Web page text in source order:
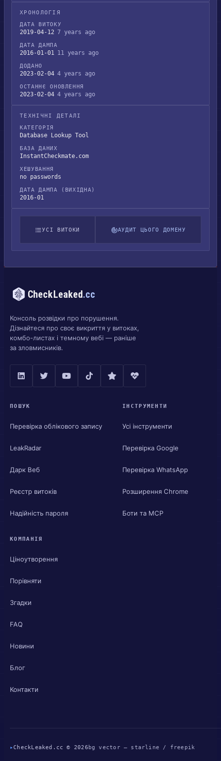
ХРОНОЛОГІЯ
ДАТА ВИТОКУ
2019-04-12 7 years ago
ДАТА ДАМПА
2016-01-01 11 years ago
ДОДАНО
2023-02-04 4 years ago
ОСТАННЄ ОНОВЛЕННЯ
2023-02-04 4 years ago
ТЕХНІЧНІ ДЕТАЛІ
КАТЕГОРІЯ
Database Lookup Tool
БАЗА ДАНИХ
InstantCheckmate.com
ХЕШУВАННЯ
no passwords
ДАТА ДАМПА (ВИХІДНА)
2016-01
УСІ ВИТОКИ АУДИТ ЦЬОГО ДОМЕНУ
CheckLeaked.cc
Консоль розвідки про порушення.
Дізнайтеся про своє викриття у витоках,
комбо-листах і темному вебі — раніше
за зловмисників.
ПОШУК
Перевірка облікового запису
LeakRadar
Дарк Веб
Реєстр витоків
Надійність пароля
ІНСТРУМЕНТИ
Усі інструменти
Перевірка Google
Перевірка WhatsApp
Розширення Chrome
Боти та MCP
КОМПАНІЯ
Ціноутворення
Порівняти
Згадки
FAQ
Новини
Блог
Контакти
▸CheckLeaked.cc © 2026 bg vector — starline / freepik